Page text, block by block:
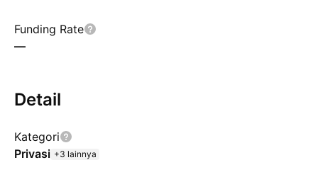
Funding Rate
—
Detail
Kategori
Privasi +3 lainnya